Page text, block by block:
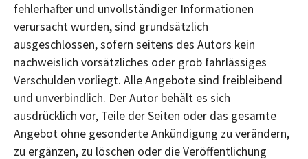
fehlerhafter und unvollständiger Informationen
verursacht wurden, sind grundsätzlich
ausgeschlossen, sofern seitens des Autors kein
nachweislich vorsätzliches oder grob fahrlässiges
Verschulden vorliegt. Alle Angebote sind freibleibend
und unverbindlich. Der Autor behält es sich
ausdrücklich vor, Teile der Seiten oder das gesamte
Angebot ohne gesonderte Ankündigung zu verändern,
zu ergänzen, zu löschen oder die Veröffentlichung